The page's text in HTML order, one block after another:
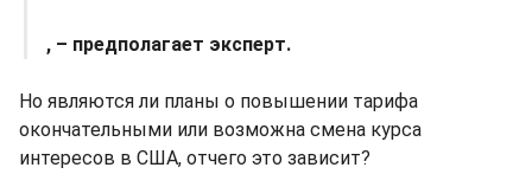
, – предполагает эксперт.
Но являются ли планы о повышении тарифа
окончательными или возможна смена курса
интересов в США, отчего это зависит?